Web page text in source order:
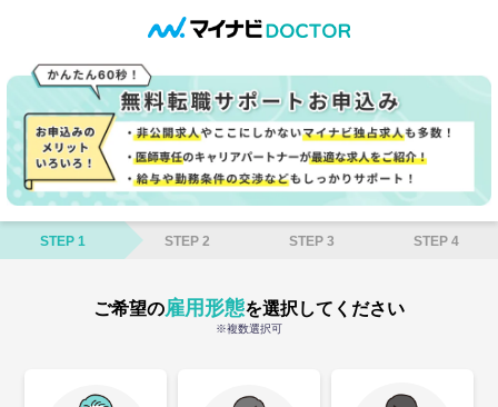
STEP 1 STEP 2 STEP 3 STEP 4
ご希望の雇用形態を選択してください
※複数選択可